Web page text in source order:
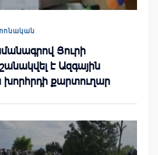
Յուրի
է Ազգային
խորհրդի քարտուղար